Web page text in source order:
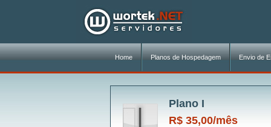
Home Planos de Hospedagem Envio de
Plano I
R$ 35,00/mês